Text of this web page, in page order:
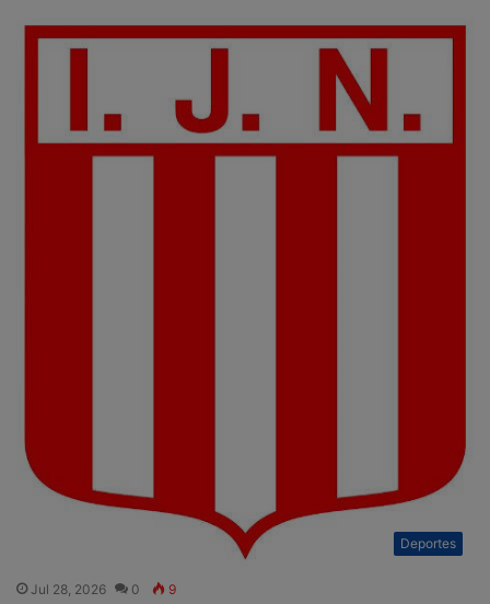
Deportes
Jul 28, 2026 0 9